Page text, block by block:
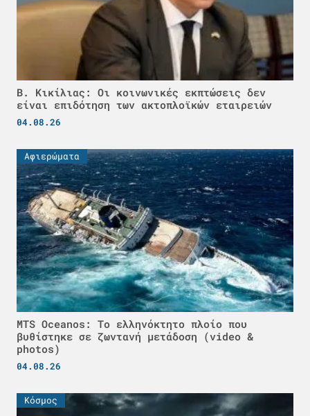
Β. Κικίλιας: Οι κοινωνικές εκπτώσεις δεν
είναι επιδότηση των ακτοπλοϊκών εταιρειών
04.08.26
Αφιερώματα
MTS Oceanos: Το ελληνόκτητο πλοίο που
βυθίστηκε σε ζωντανή μετάδοση (video &
photos)
04.08.26
Κόσμος